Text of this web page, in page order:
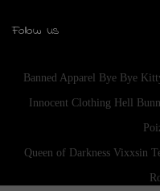
Follow us
Banned Apparel Bye Bye
Innocent Clothing Hell
Queen of Darkness Vixxsin